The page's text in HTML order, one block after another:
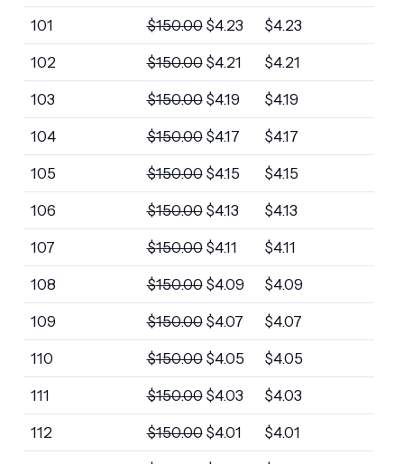
101 $150.00 $4.23 $4.23
102 $150.00 $4.21 $4.21
103 $150.00 $4.19 $4.19
104 $150.00 $4.17 $4.17
105 $150.00 $4.15 $4.15
106 $150.00 $4.13 $4.13
107 $150.00 $4.11 $4.11
108 $150.00 $4.09 $4.09
109 $150.00 $4.07 $4.07
110 $150.00 $4.05 $4.05
111 $150.00 $4.03 $4.03
112 $150.00 $4.01 $4.01